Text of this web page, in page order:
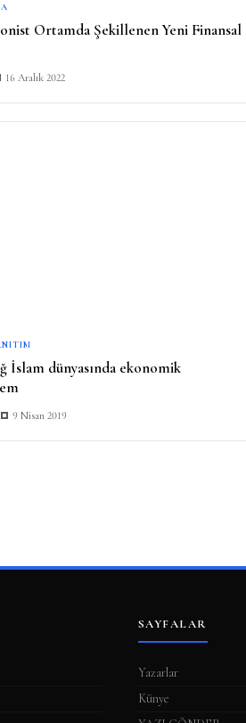
Ortamda Şekillenen Yeni Finansal
16 Aralık 2022
İslam dünyasında ekonomik
9 Nisan 2019
SAYFALAR
Yazarlar
Künye